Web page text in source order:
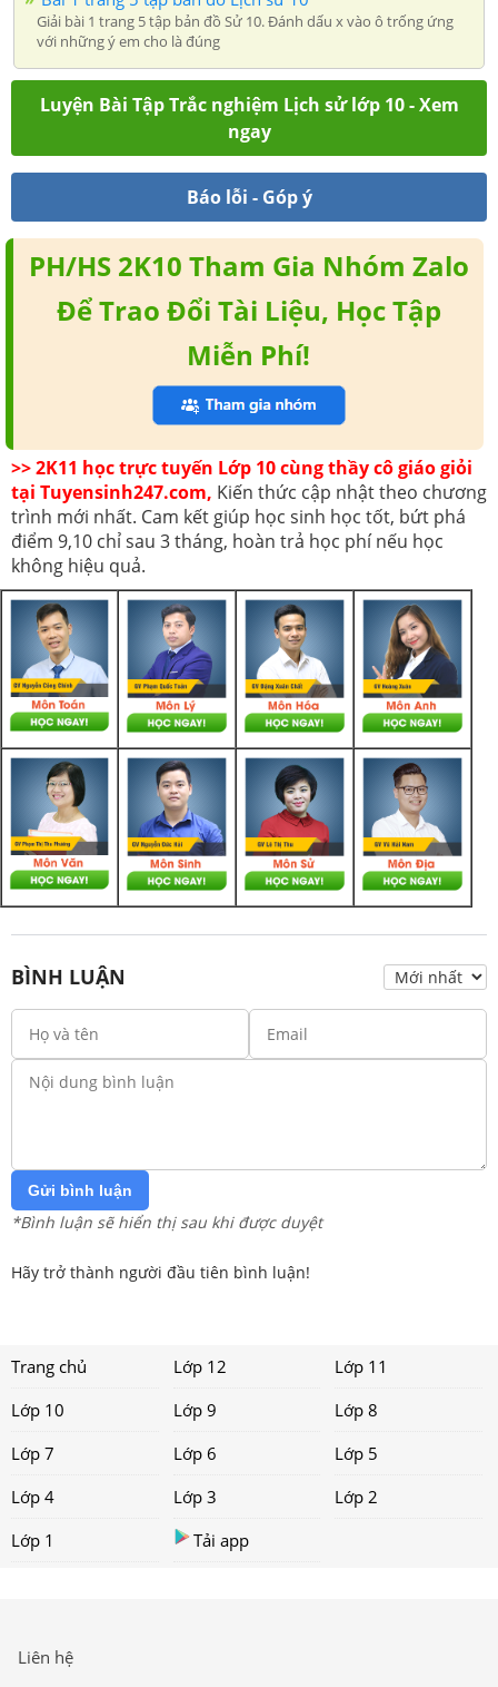
Giải bài 1 trang 5 tập bản đồ Sử 10. Đánh dấu x vào ô trống ứng
với những ý em cho là đúng
Luyện Bài Tập Trắc nghiệm Lịch sử lớp 10 - Xem
ngay
Báo lỗi - Góp ý
PH/HS 2K10 Tham Gia Nhóm Zalo
Để Trao Đổi Tài Liệu, Học Tập
Miễn Phí!
>> 2K11 học trực tuyến Lớp 10 cùng thầy cô giáo giỏi
tại Tuyensinh247.com, Kiến thức cập nhật theo chương
trình mới nhất. Cam kết giúp học sinh học tốt, bứt phá
điểm 9,10 chỉ sau 3 tháng, hoàn trả học phí nếu học
không hiệu quả.
BÌNH LUẬN
Gửi bình luận
*Bình luận sẽ hiển thị sau khi được duyệt
Hãy trở thành người đầu tiên bình luận!
Trang chủ Lớp 12
Lớp 11
Lớp 10
Lớp 9
Lớp 8
Lớp 7
Lớp 6
Lớp 5
Lớp 4
Lớp 3
Lớp 2
Lớp 1
Tải app
Liên hệ